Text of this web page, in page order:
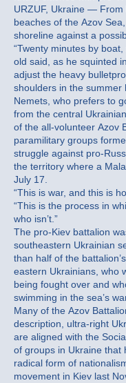
URZUF, Ukraine — From
beaches of the Azov
shoreline against a
“Twenty minutes by
old said, as he squinted
adjust the heavy
shoulders in the summer
Nemets, who prefers to
from the central
of the all-volunteer Azov
paramilitary groups
struggle against pro-
the territory where a
July 17.
“This is war, and this is
“This is the process in
who isn’t.”
The pro-Kiev battalion
southeastern Ukrainian
than half of the
eastern Ukrainians, who
being fought over and
swimming in the sea’s
Many of the Azov
description, ultra-right
are aligned with the
of groups in Ukraine that
radical form of
movement in Kiev last